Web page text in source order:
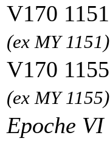
V170 1151
(ex MY 1151)
V170 1155
(ex MY 1155)
Epoche VI